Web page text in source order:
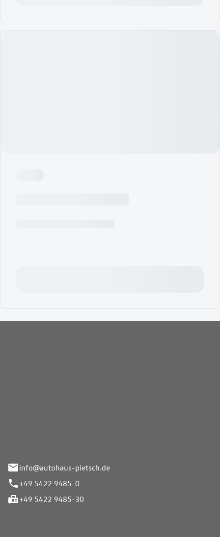
info@autohaus-pietsch.de
+49 5422 9485-0
+49 5422 9485-30